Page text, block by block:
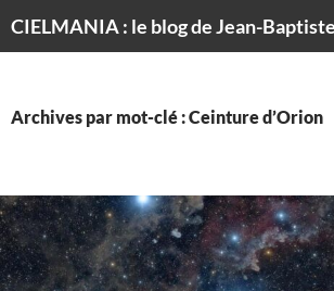
Archives par mot-clé : Ceinture d’Orion